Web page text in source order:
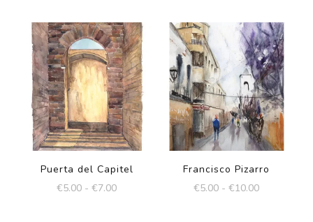
€5.00
hasta
€7.00
tiene
múltiples
variantes.
Las
opciones
se
pueden
elegir
en
€5.00
hasta
€7.00
tiene
múltiples
variantes.
Las
opciones
se
pueden
elegir
en
Puerta del Capitel
€5.00 - €7.00Rango
Francisco Pizarro
€5.00 - €10.00Rango